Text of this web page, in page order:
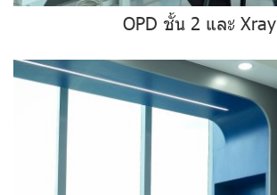
OPD ชั้น 2 และ Xray